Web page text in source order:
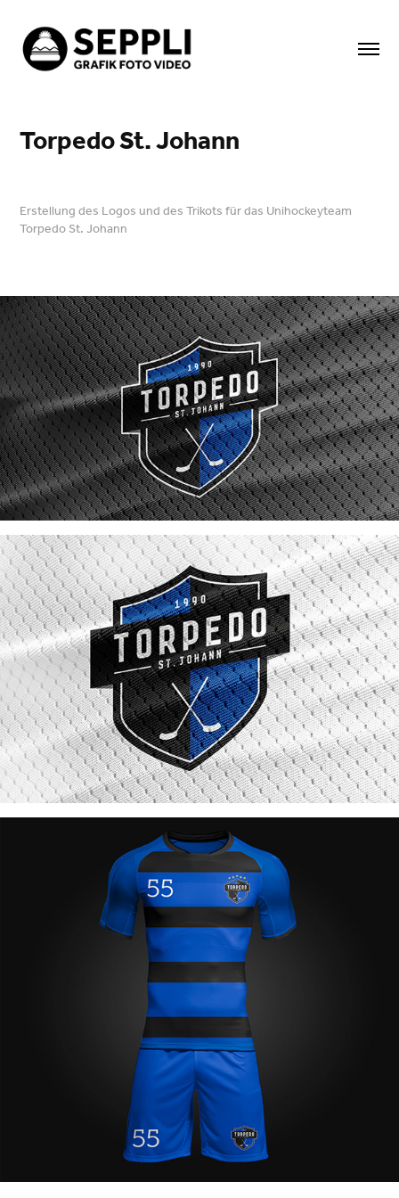
Torpedo St. Johann
Erstellung des Logos und des Trikots für das Unihockeyteam
Torpedo St. Johann